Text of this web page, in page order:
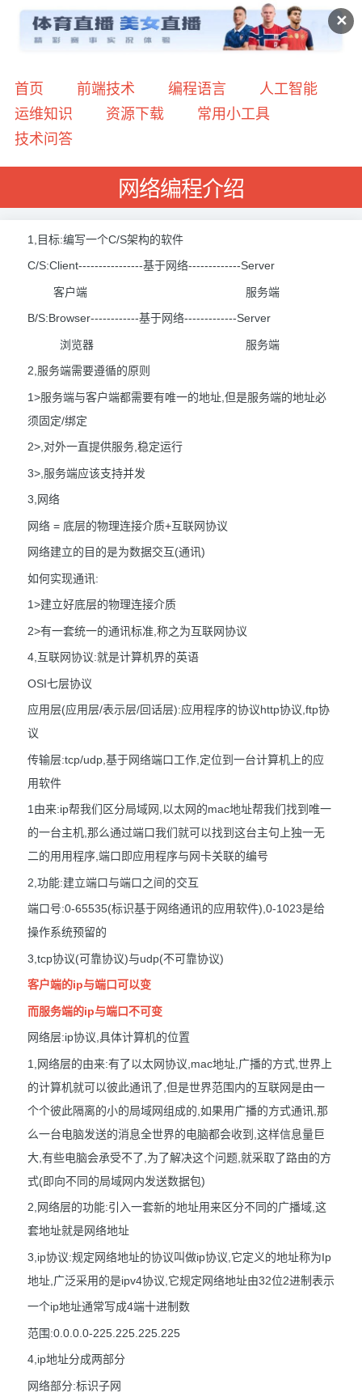
✕
首页 前端技术 编程语言
人工智能
运维知识
资源下载
常用小工具
技术问答
网络编程介绍
1,目标:编写一个C/S架构的软件
C/S:Client----------------基于网络-------------Server
客户端 服务端
B/S:Browser------------基于网络-------------Server
浏览器 服务端
2,服务端需要遵循的原则
1>服务端与客户端都需要有唯一的地址,但是服务端的地址必
须固定/绑定
2>,对外一直提供服务,稳定运行
3>,服务端应该支持并发
3,网络
网络 = 底层的物理连接介质+互联网协议
网络建立的目的是为数据交互(通讯)
如何实现通讯:
1>建立好底层的物理连接介质
2>有一套统一的通讯标准,称之为互联网协议
4,互联网协议:就是计算机界的英语
OSI七层协议
应用层(应用层/表示层/回话层):应用程序的协议http协议,ftp协
议
传输层:tcp/udp,基于网络端口工作,定位到一台计算机上的应
用软件
1由来:ip帮我们区分局域网,以太网的mac地址帮我们找到唯一
的一台主机,那么通过端口我们就可以找到这台主句上独一无
二的用用程序,端口即应用程序与网卡关联的编号
2,功能:建立端口与端口之间的交互
端口号:0-65535(标识基于网络通讯的应用软件),0-1023是给
操作系统预留的
3,tcp协议(可靠协议)与udp(不可靠协议)
客户端的ip与端口可以变
而服务端的ip与端口不可变
网络层:ip协议,具体计算机的位置
1,网络层的由来:有了以太网协议,mac地址,广播的方式,世界上
的计算机就可以彼此通讯了,但是世界范围内的互联网是由一
个个彼此隔离的小的局域网组成的,如果用广播的方式通讯,那
么一台电脑发送的消息全世界的电脑都会收到,这样信息量巨
大,有些电脑会承受不了,为了解决这个问题,就采取了路由的方
式(即向不同的局域网内发送数据包)
2,网络层的功能:引入一套新的地址用来区分不同的广播域,这
套地址就是网络地址
3,ip协议:规定网络地址的协议叫做ip协议,它定义的地址称为Ip
地址,广泛采用的是ipv4协议,它规定网络地址由32位2进制表示
一个ip地址通常写成4端十进制数
范围:0.0.0.0-225.225.225.225
4,ip地址分成两部分
网络部分:标识子网